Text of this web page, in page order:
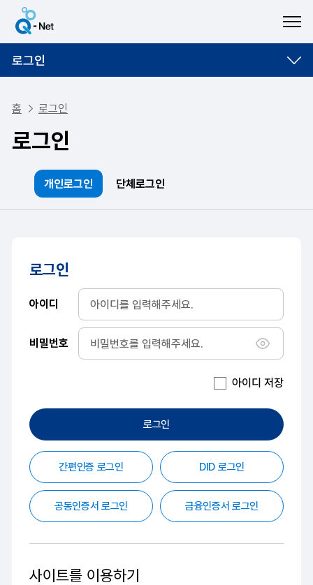
로그인
홈 로그인
로그인
개인로그인 단체로그인
로그인
아이디
비밀번호
비밀번호
아이디 저장
로그인
간편인증 로그인 DID 로그인
공동인증서 로그인 금융인증서 로그인
사이트를 이용하기